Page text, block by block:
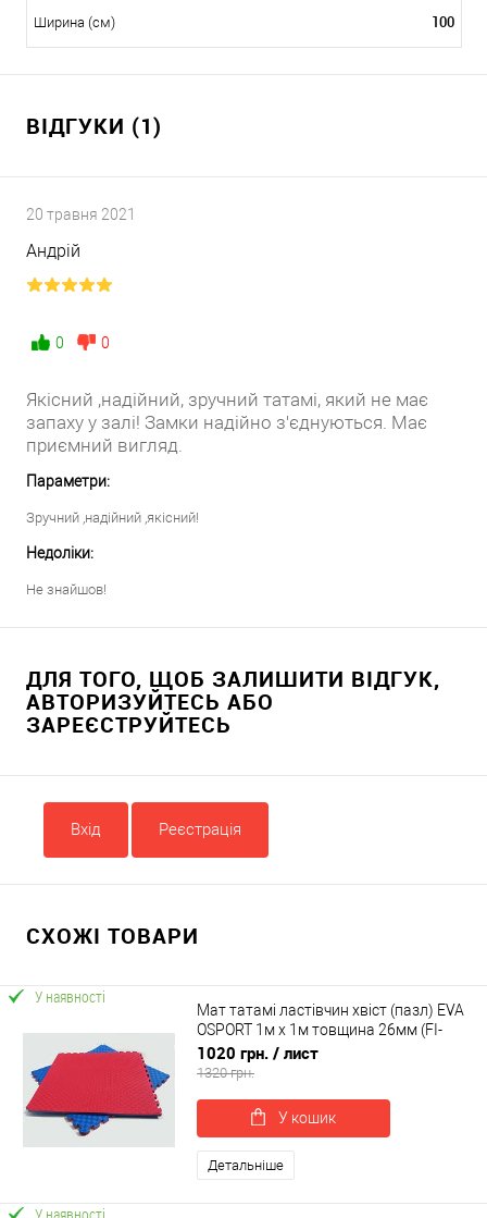
Ширина (см) 100
ВІДГУКИ (1)
20 травня 2021
Андрій
0 0
Якісний ,надійний, зручний татамі, який не має
запаху у залі! Замки надійно з'єднуються. Має
приємний вигляд.
Параметри:
Зручний ,надійний ,якісний!
Недоліки:
Не знайшов!
ДЛЯ ТОГО, ЩОБ ЗАЛИШИТИ ВІДГУК,
АВТОРИЗУЙТЕСЬ АБО
ЗАРЕЄСТРУЙТЕСЬ
Вхід Реєстрація
СХОЖІ ТОВАРИ
У наявності
Мат татамі ластівчин хвіст (пазл) EVA
OSPORT 1м х 1м товщина 26мм (FI-
0010-26)
1020 грн. / лист
1320 грн.
У кошик
Детальніше
У наявності